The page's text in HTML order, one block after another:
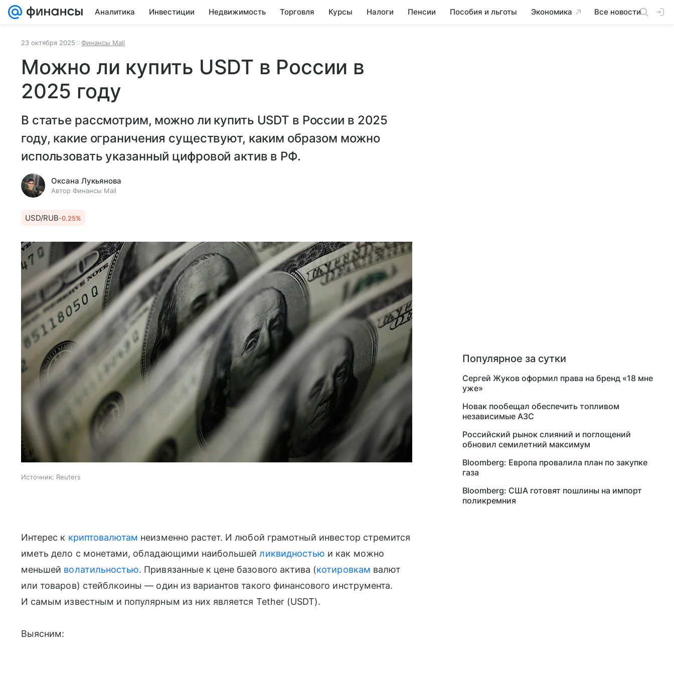
Аналитика Инвестиции Недвижимость Торговля Курсы Налоги Пенсии Пособия и льготы Экономика Все новости
23 октября 2025 Финансы Mail
Можно ли купить USDT в России в
2025 году
В статье рассмотрим, можно ли купить USDT в России в 2025
году, какие ограничения существуют, каким образом можно
использовать указанный цифровой актив в РФ.
Оксана Лукьянова
Автор Финансы Mail
USD/RUB-0.25%
Источник: Reuters
Интерес к криптовалютам неизменно растет. И любой грамотный инвестор стремится
иметь дело с монетами, обладающими наибольшейликвидностью и как можно
меньшей волатильностью. Привязанные к цене базового актива (котировкам валют
или товаров) стейблкоины — один из вариантов такого финансового инструмента.
И самым известным и популярным из них является Tether (USDT).
Выясним:
Популярное за сутки
Сергей Жуков оформил права на бренд «18 мне
уже»
Новак пообещал обеспечить топливом
независимые АЗС
Российский рынок слияний и поглощений
обновил семилетний максимум
Bloomberg: Европа провалила план по закупке
газа
Bloomberg: США готовят пошлины на импорт
поликремния